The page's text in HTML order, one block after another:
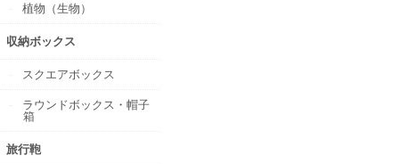
植物（生物）
収納ボックス
スクエアボックス
ラウンドボックス・帽子
箱
旅行鞄